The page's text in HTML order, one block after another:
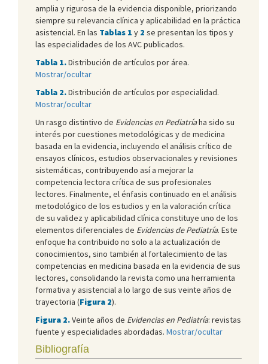
amplia y rigurosa de la evidencia disponible, priorizando
siempre su relevancia clínica y aplicabilidad en la práctica
asistencial. En las Tablas 1 y 2 se presentan los tipos y
las especialidades de los AVC publicados.
Tabla 1.Distribución de artículos por área.
Mostrar/ocultar
Tabla 2.Distribución de artículos por especialidad.
Mostrar/ocultar
Un rasgo distintivo de Evidencias en Pediatríaha sido su
interés por cuestiones metodológicas y de medicina
basada en la evidencia, incluyendo el análisis crítico de
ensayos clínicos, estudios observacionales y revisiones
sistemáticas, contribuyendo así a mejorar la
competencia lectora crítica de sus profesionales
lectores. Finalmente, el énfasis continuado en el análisis
metodológico de los estudios y en la valoración crítica
de su validez y aplicabilidad clínica constituye uno de los
elementos diferenciales de Evidencias de Pediatría. Este
enfoque ha contribuido no solo a la actualización de
conocimientos, sino también al fortalecimiento de las
competencias en medicina basada en la evidencia de sus
lectores, consolidando la revista como una herramienta
formativa y asistencial a lo largo de sus veinte años de
trayectoria (Figura 2).
Figura 2.Veinte años de Evidencias en Pediatría: revistas
fuente y especialidades abordadas. Mostrar/ocultar
Bibliografía